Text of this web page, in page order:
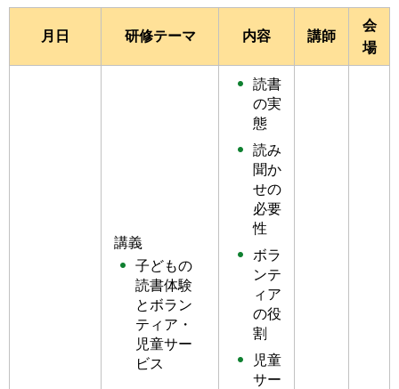
月日 研修テーマ 内容 講師
会
場
講義
子どもの
読書体験
とボラン
ティア・
児童サー
ビス
読書
の実
態
読み
聞か
せの
必要
性
ボラ
ンテ
ィア
の役
割
児童
サー